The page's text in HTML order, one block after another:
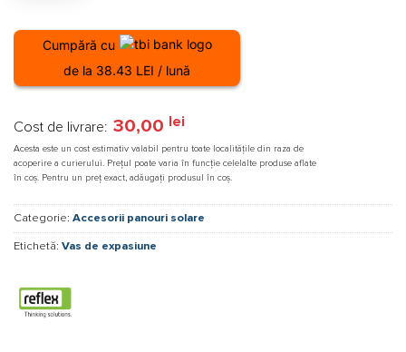
Cumpără cu
de la 38.43 LEI / lună
Cost de livrare: 30,00 lei
Acesta este un cost estimativ valabil pentru toate localitățile din raza de
acoperire a curierului. Prețul poate varia în funcție celelalte produse aflate
în coș. Pentru un preț exact, adăugați produsul în coș.
Categorie: Accesorii panouri solare
Etichetă: Vas de expasiune